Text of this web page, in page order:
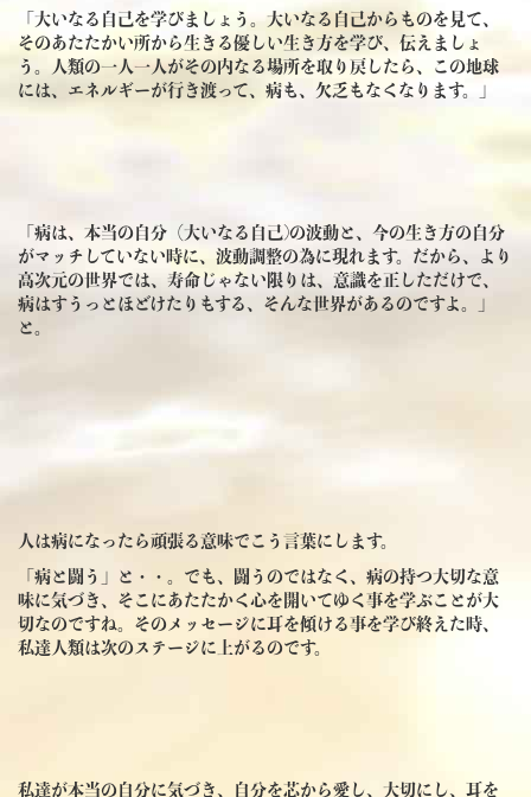
「大いなる自己を学びましょう。大いなる自己からものを見て、
そのあたたかい所から生きる優しい生き方を学び、伝えましょ
う。人類の一人一人がその内なる場所を取り戻したら、この地球
には、エネルギーが行き渡って、病も、欠乏もなくなります。」
「病は、本当の自分（大いなる自己)の波動と、今の生き方の自分
がマッチしていない時に、波動調整の為に現れます。だから、より
高次元の世界では、寿命じゃない限りは、意識を正しただけで、
病はすうっとほどけたりもする、そんな世界があるのですよ。」
と。
人は病になったら頑張る意味でこう言葉にします。
「病と闘う」と・・。でも、闘うのではなく、病の持つ大切な意
味に気づき、そこにあたたかく心を開いてゆく事を学ぶことが大
切なのですね。そのメッセージに耳を傾ける事を学び終えた時、
私達人類は次のステージに上がるのです。
私達が本当の自分に気づき、自分を芯から愛し、大切にし、耳を